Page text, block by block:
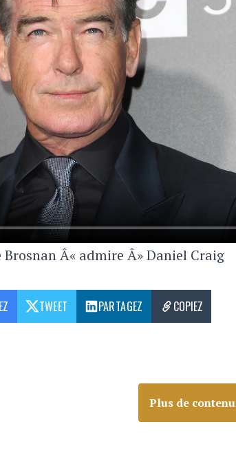
Brosnan Â« admire Â» Daniel Craig
TWEET PARTAGEZ COPIEZ
Plus de contenu